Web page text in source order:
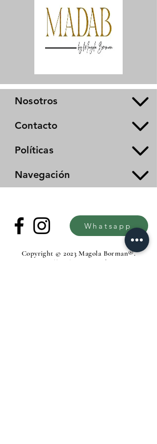
Nosotros
Contacto
Políticas
Navegación
Whatsapp
Copyright © 2023 Magola Borman®.
All rights reserved.